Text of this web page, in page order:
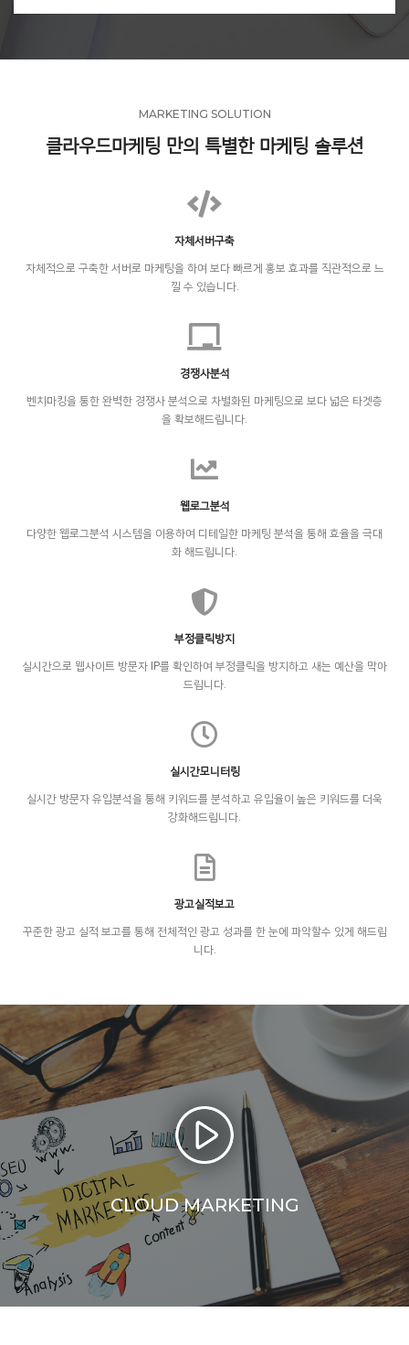
MARKETING SOLUTION
클라우드마케팅 만의 특별한 마케팅 솔루션
자체서버구축
자체적으로 구축한 서버로 마케팅을 하여 보다 빠르게 홍보 효과를 직관적으로 느
낄 수 있습니다.
경쟁사분석
벤치마킹을 통한 완벽한 경쟁사 분석으로 차별화된 마케팅으로 보다 넓은 타겟층
을 확보해드립니다.
웹로그분석
다양한 웹로그분석 시스템을 이용하여 디테일한 마케팅 분석을 통해 효율을 극대
화 해드립니다.
부정클릭방지
실시간으로 웹사이트 방문자 IP를 확인하여 부정클릭을 방지하고 새는 예산을 막아
드립니다.
실시간모니터링
실시간 방문자 유입분석을 통해 키워드를 분석하고 유입율이 높은 키워드를 더욱
강화해드립니다.
광고실적보고
꾸준한 광고 실적 보고를 통해 전체적인 광고 성과를 한 눈에 파악할수 있게 해드립
니다.
CLOUD MARKETING